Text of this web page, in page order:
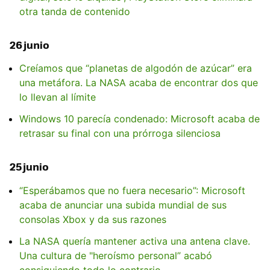
otra tanda de contenido
26 junio
Creíamos que “planetas de algodón de azúcar” era
una metáfora. La NASA acaba de encontrar dos que
lo llevan al límite
Windows 10 parecía condenado: Microsoft acaba de
retrasar su final con una prórroga silenciosa
25 junio
“Esperábamos que no fuera necesario”: Microsoft
acaba de anunciar una subida mundial de sus
consolas Xbox y da sus razones
La NASA quería mantener activa una antena clave.
Una cultura de "heroísmo personal” acabó